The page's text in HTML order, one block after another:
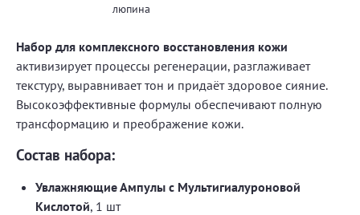
люпина
Набор для комплексного восстановления кожи
активизирует процессы регенерации, разглаживает
текстуру, выравнивает тон и придаёт здоровое сияние.
Высокоэффективные формулы обеспечивают полную
трансформацию и преображение кожи.
Состав набора:
Увлажняющие Ампулы с Мультигиалуроновой
Кислотой, 1 шт